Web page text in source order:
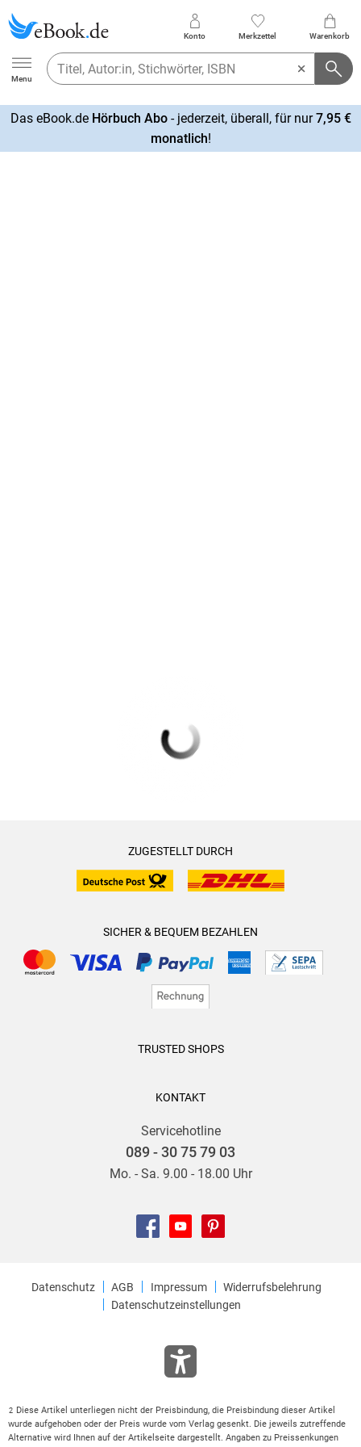
Ebook.de
Menu
Konto Merkzettel Warenkorb
Das eBook.de Hörbuch Abo- jederzeit, überall, für nur7,95 €
monatlich!
ZUGESTELLT DURCH
SICHER & BEQUEM BEZAHLEN
TRUSTED SHOPS
KONTAKT
Servicehotline
089 - 30 75 79 03
Mo. - Sa. 9.00 - 18.00 Uhr
Datenschutz AGB Impressum
Widerrufsbelehrung
Datenschutzeinstellungen
2 Diese Artikel unterliegen nicht der Preisbindung, die Preisbindung dieser Artikel
wurde aufgehoben oder der Preis wurde vom Verlag gesenkt. Die jeweils zutreffende
Alternative wird Ihnen auf der Artikelseite dargestellt. Angaben zu Preissenkungen